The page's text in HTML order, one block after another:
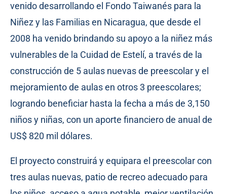
venido desarrollando el Fondo Taiwanés para la
Niñez y las Familias en Nicaragua, que desde el
2008 ha venido brindando su apoyo a la niñez más
vulnerables de la Cuidad de Estelí, a través de la
construcción de 5 aulas nuevas de preescolar y el
mejoramiento de aulas en otros 3 preescolares;
logrando beneficiar hasta la fecha a más de 3,150
niños y niñas, con un aporte financiero de anual de
US$ 820 mil dólares.
El proyecto construirá y equipara el preescolar con
tres aulas nuevas, patio de recreo adecuado para